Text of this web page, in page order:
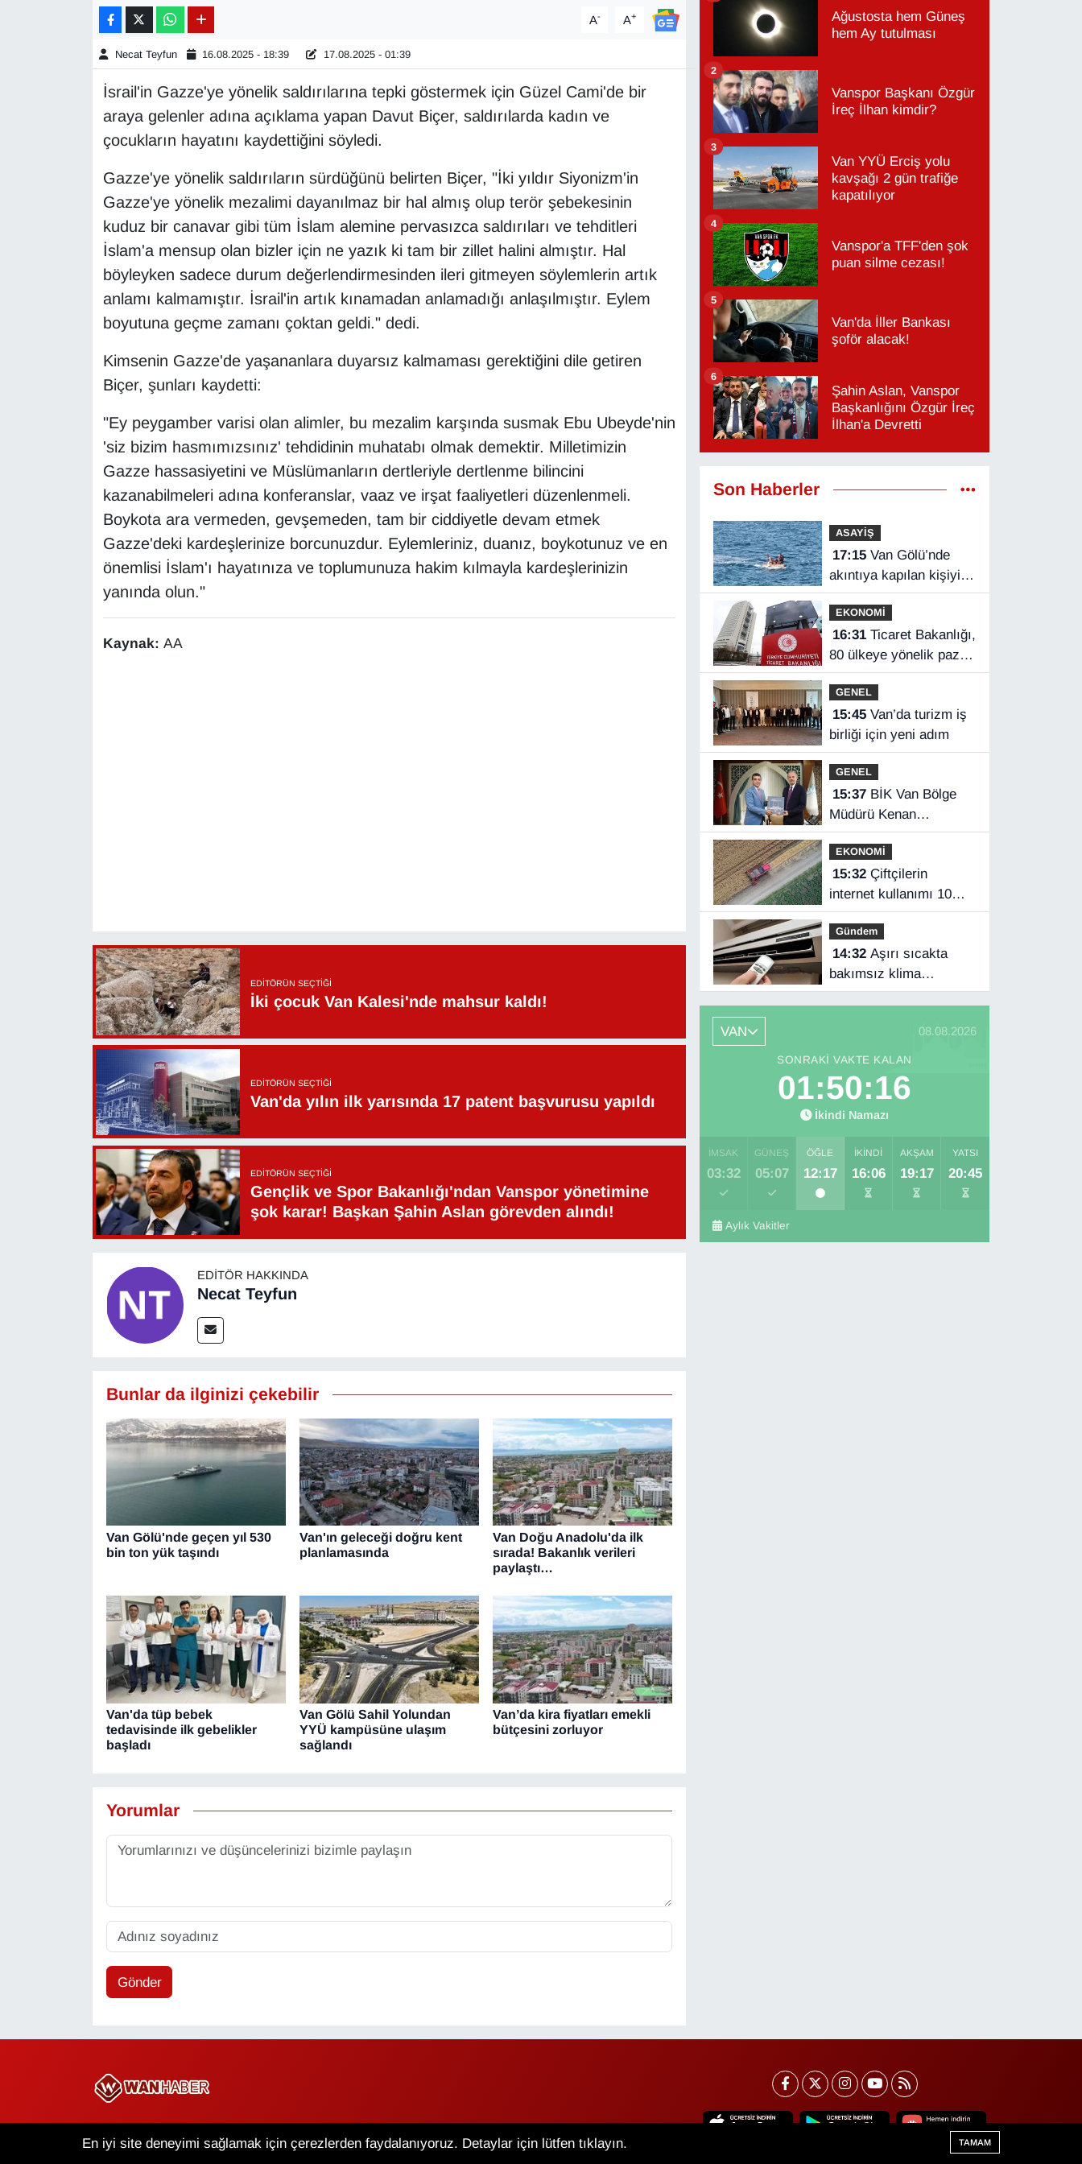
A- A+
Necat Teyfun 16.08.2025 - 18:39 17.08.2025 - 01:39
İsrail'in Gazze'ye yönelik saldırılarına tepki göstermek için Güzel Cami'de bir
araya gelenler adına açıklama yapan Davut Biçer, saldırılarda kadın ve
çocukların hayatını kaydettiğini söyledi.
Gazze'ye yönelik saldırıların sürdüğünü belirten Biçer, "İki yıldır Siyonizm'in
Gazze'ye yönelik mezalimi dayanılmaz bir hal almış olup terör şebekesinin
kuduz bir canavar gibi tüm İslam alemine pervasızca saldırıları ve tehditleri
İslam'a mensup olan bizler için ne yazık ki tam bir zillet halini almıştır. Hal
böyleyken sadece durum değerlendirmesinden ileri gitmeyen söylemlerin artık
anlamı kalmamıştır. İsrail'in artık kınamadan anlamadığı anlaşılmıştır. Eylem
boyutuna geçme zamanı çoktan geldi." dedi.
Kimsenin Gazze'de yaşananlara duyarsız kalmaması gerektiğini dile getiren
Biçer, şunları kaydetti:
"Ey peygamber varisi olan alimler, bu mezalim karşında susmak Ebu Ubeyde'nin
'siz bizim hasmımızsınız' tehdidinin muhatabı olmak demektir. Milletimizin
Gazze hassasiyetini ve Müslümanların dertleriyle dertlenme bilincini
kazanabilmeleri adına konferanslar, vaaz ve irşat faaliyetleri düzenlenmeli.
Boykota ara vermeden, gevşemeden, tam bir ciddiyetle devam etmek
Gazze'deki kardeşlerinize borcunuzdur. Eylemleriniz, duanız, boykotunuz ve en
önemlisi İslam'ı hayatınıza ve toplumunuza hakim kılmayla kardeşlerinizin
yanında olun."
Kaynak: AA
EDITÖRÜN SEÇTIĞI
İki çocuk Van Kalesi'nde mahsur kaldı!
EDITÖRÜN SEÇTIĞI
Van'da yılın ilk yarısında 17 patent başvurusu yapıldı
EDITÖRÜN SEÇTIĞI
Gençlik ve Spor Bakanlığı'ndan Vanspor yönetimine
şok karar! Başkan Şahin Aslan görevden alındı!
EDITÖR HAKKINDA
Necat Teyfun
Bunlar da ilginizi çekebilir
Van Gölü'nde geçen yıl 530
bin ton yük taşındı
Van'ın geleceği doğru kent
planlamasında
Van Doğu Anadolu'da ilk
sırada! Bakanlık verileri
paylaştı…
Van'da tüp bebek
tedavisinde ilk gebelikler
başladı
Van Gölü Sahil Yolundan
YYÜ kampüsüne ulaşım
sağlandı
Van’da kira fiyatları emekli
bütçesini zorluyor
Yorumlar
Gönder
Ağustosta hem Güneş
hem Ay tutulması
Vanspor Başkanı Özgür
İreç İlhan kimdir?
2
Van YYÜ Erciş yolu
kavşağı 2 gün trafiğe
kapatılıyor
3
Vanspor'a TFF'den şok
puan silme cezası!
4
Van'da İller Bankası
şoför alacak!
5
Şahin Aslan, Vanspor
Başkanlığını Özgür İreç
İlhan'a Devretti
6
Son Haberler
ASAYİŞ
17:15Van Gölü’nde
akıntıya kapılan kişiyi
sahil güvenlik ekipleri
kurtardı
EKONOMİ
16:31Ticaret Bakanlığı,
80 ülkeye yönelik pazar
araştırması hazırladı
GENEL
15:45Van’da turizm iş
birliği için yeni adım
GENEL
15:37BİK Van Bölge
Müdürü Kenan
Tokgöz’den Hakkâri
ziyareti
EKONOMİ
15:32Çiftçilerin
internet kullanımı 10
yılda iki katını aştı
Gündem
14:32Aşırı sıcakta
bakımsız klima
yangınlara neden olabilir
VAN 08.08.2026
SONRAKI VAKTE KALAN
01:50:15
İkindi Namazı
İMSAK
03:32
GÜNEŞ
05:07
ÖĞLE
12:17
İKINDI
16:06
AKŞAM
19:17
YATSI
20:45
Aylık Vakitler
En iyi site deneyimi sağlamak için çerezlerden faydalanıyoruz. Detaylar için lütfen tıklayın. TAMAM
Gündem
HABERDE İNSAN
Kamu Alımları
Kim Kimdir?
Kültür & Sanat
ONE EKONOMİ
POLİTİKA
Resmi İlanlar
VAN'DA SPOR